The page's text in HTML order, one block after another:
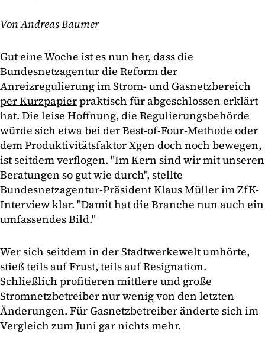
Von Andreas Baumer
Gut eine Woche ist es nun her, dass die
Bundesnetzagentur die Reform der
Anreizregulierung im Strom- und Gasnetzbereich
per Kurzpapierpraktisch für abgeschlossen erklärt
hat. Die leise Hoffnung, die Regulierungsbehörde
würde sich etwa bei der Best-of-Four-Methode oder
dem Produktivitätsfaktor Xgen doch noch bewegen,
ist seitdem verflogen. "Im Kern sind wir mit unseren
Beratungen so gut wie durch", stellte
Bundesnetzagentur-Präsident Klaus Müller im ZfK-
Interview klar. "Damit hat die Branche nun auch ein
umfassendes Bild."
Wer sich seitdem in der Stadtwerkewelt umhörte,
stieß teils auf Frust, teils auf Resignation.
Schließlich profitieren mittlere und große
Stromnetzbetreiber nur wenig von den letzten
Änderungen. Für Gasnetzbetreiber änderte sich im
Vergleich zum Juni gar nichts mehr.